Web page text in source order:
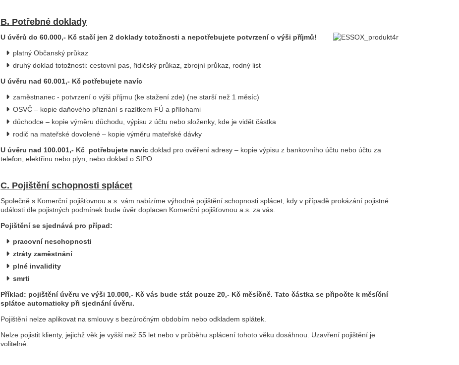
B. Potřebné doklady
U úvěrů do 60.000,- Kč stačí jen 2 doklady totožnosti a nepotřebujete potvrzení o výši příjmů!
platný Občanský průkaz
druhý doklad totožnosti: cestovní pas, řidičský průkaz, zbrojní průkaz, rodný list
U úvěru nad 60.001,- Kč potřebujete navíc
zaměstnanec - potvrzení o výši příjmu (ke stažení zde) (ne starší než 1 měsíc)
OSVČ – kopie daňového přiznání s razítkem FÚ a přílohami
důchodce – kopie výměru důchodu, výpisu z účtu nebo složenky, kde je vidět částka
rodič na mateřské dovolené – kopie výměru mateřské dávky
U úvěru nad 100.001,- Kč potřebujete navíc doklad pro ověření adresy – kopie výpisu z bankovního účtu nebo účtu za
telefon, elektřinu nebo plyn, nebo doklad o SIPO
C. Pojištění schopnosti splácet
Společně s Komerční pojišťovnou a.s. vám nabízíme výhodné pojištění schopnosti splácet, kdy v případě prokázání pojistné
události dle pojistných podmínek bude úvěr doplacen Komerční pojišťovnou a.s. za vás.
Pojištění se sjednává pro případ:
pracovní neschopnosti
ztráty zaměstnání
plné invalidity
smrti
Příklad: pojištění úvěru ve výši 10.000,- Kč vás bude stát pouze 20,- Kč měsíčně. Tato částka se připočte k měsíční
splátce automaticky při sjednání úvěru.
Pojištění nelze aplikovat na smlouvy s bezúročným obdobím nebo odkladem splátek.
Nelze pojistit klienty, jejichž věk je vyšší než 55 let nebo v průběhu splácení tohoto věku dosáhnou. Uzavření pojištění je
volitelné.